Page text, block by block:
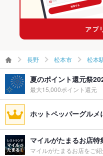
長野 松本市 松本
夏のポイント還元祭
最大15,000ポイント還元
ホットペッパーグルメ
マイルがたまるお店特
マイルがたまるお店をご紹